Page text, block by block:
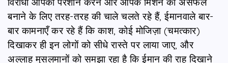
बनाने के लिए तरह-तरह की चाले चलते रहे हैं, ईमानवाले बार-
बार कामनाएँ कर रहे हैं कि काश, कोई मोजिज़ा (चमत्कार)
दिखाकर ही इन लोगों को सीधे रास्ते पर लाया जाए, और
अल्लाह मुसलमानों को समझा रहा है कि ईमान की राह दिखाने